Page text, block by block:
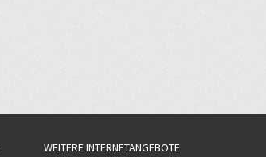
WEITERE INTERNETANGEBOTE